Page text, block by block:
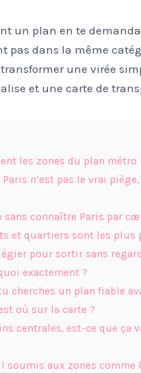
un plan en te
pas dans la même
une virée
et une carte de
les zones du plan métro
n’est pas le vrai piège,
sans connaître Paris par
et quartiers sont les plus
pour sortir sans
exactement ?
cherches un plan fiable
où sur la carte ?
centrales, est-ce que ça
soumis aux zones comme